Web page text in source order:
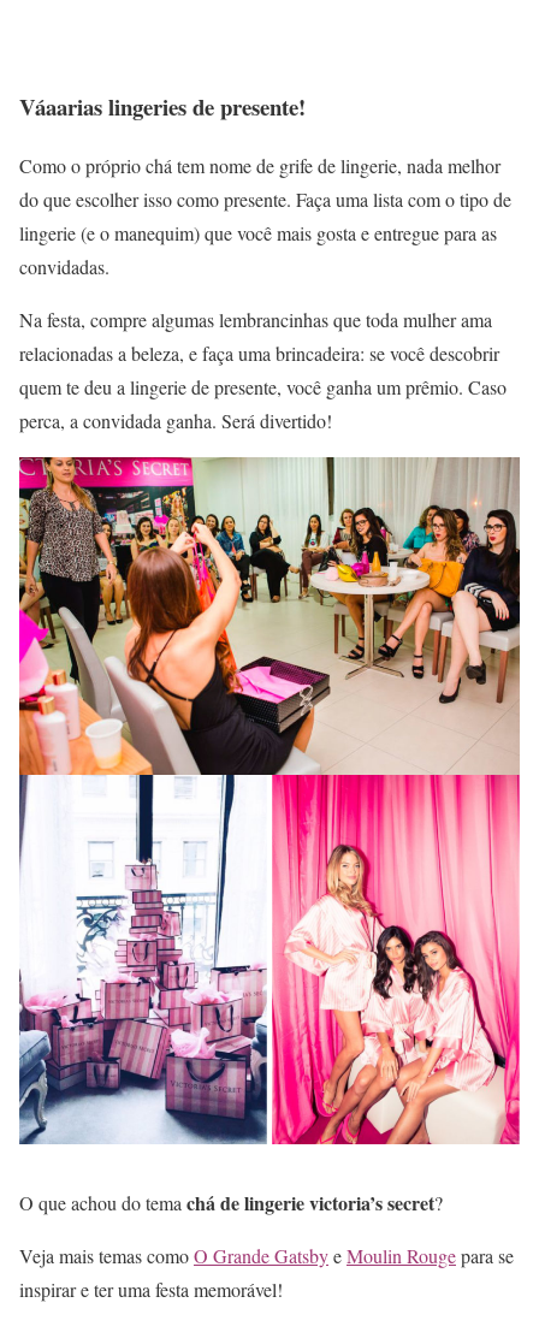
Váaarias lingeries de presente!
Como o próprio chá tem nome de grife de lingerie, nada melhor
do que escolher isso como presente. Faça uma lista com o tipo de
lingerie (e o manequim) que você mais gosta e entregue para as
convidadas.
Na festa, compre algumas lembrancinhas que toda mulher ama
relacionadas a beleza, e faça uma brincadeira: se você descobrir
quem te deu a lingerie de presente, você ganha um prêmio. Caso
perca, a convidada ganha. Será divertido!
O que achou do tema chá de lingerie victoria’s secret?
Veja mais temas comoO Grande GatsbyeMoulin Rougepara se
inspirar e ter uma festa memorável!